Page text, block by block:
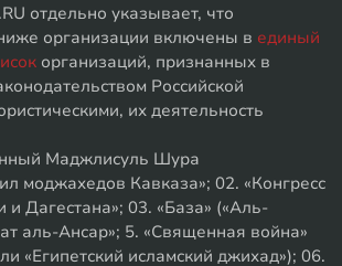
отдельно указывает, что
организации включены в единый
организаций, признанных в
Российской
их деятельность
Маджлисуль Шура
моджахедов Кавказа»; 02. «Конгресс
Дагестана»; 03. «База» («Аль-
аль-Ансар»; 5. «Священная война»
«Египетский исламский джихад»); 06.